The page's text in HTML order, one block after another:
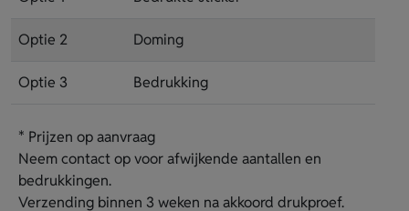
Optie 2 Doming
Optie 3 Bedrukking
* Prijzen op aanvraag
Neem contact op voor afwijkende aantallen en
bedrukkingen.
Verzending binnen 3 weken na akkoord drukproef.